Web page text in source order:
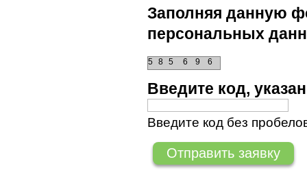
Заполняя данную
персональных
5 8 5 6
9
6
Введите код,
Введите код без